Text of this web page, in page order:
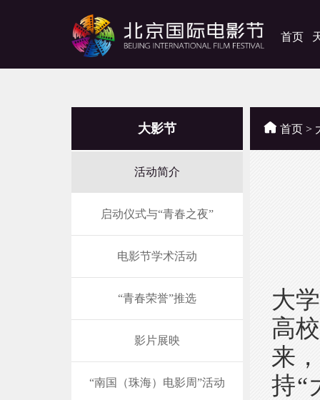
首页
大影节
活动简介
启动仪式与“青春之夜”
电影节学术活动
“青春荣誉”推选
影片展映
“南国（珠海）电影周”活动
首页 >
大
高
来
持“